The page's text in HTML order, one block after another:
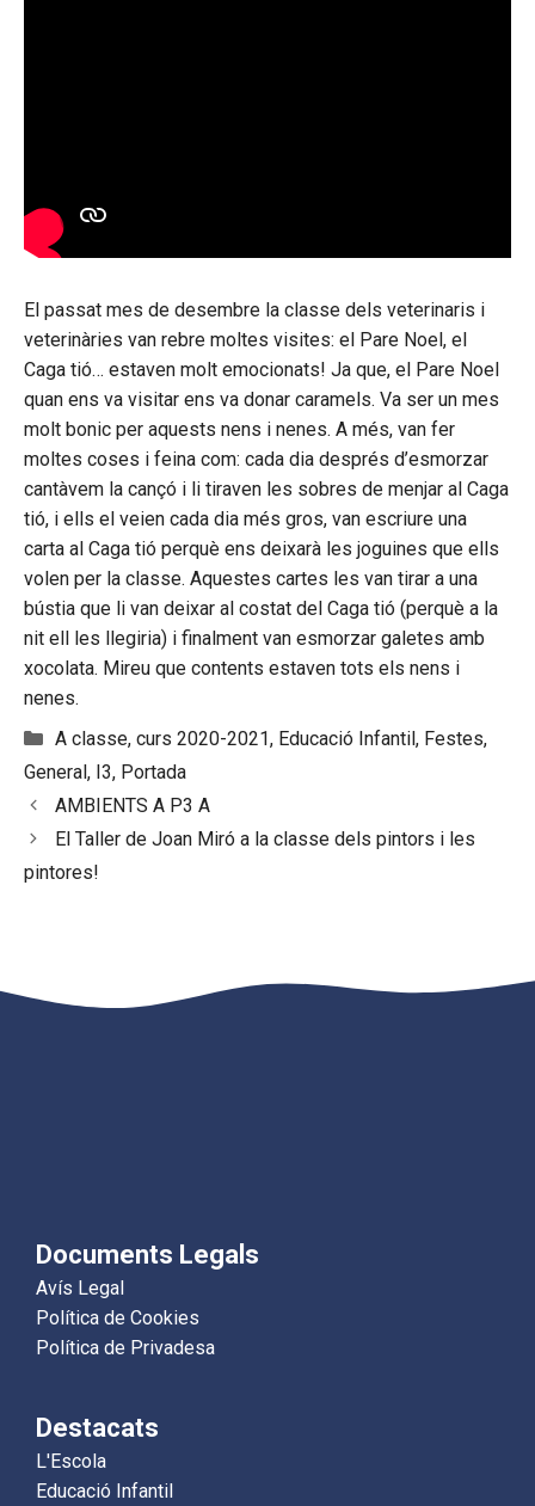
El passat mes de desembre la classe dels veterinaris i
veterinàries van rebre moltes visites: el Pare Noel, el
Caga tió… estaven molt emocionats! Ja que, el Pare Noel
quan ens va visitar ens va donar caramels. Va ser un mes
molt bonic per aquests nens i nenes. A més, van fer
moltes coses i feina com: cada dia després d’esmorzar
cantàvem la cançó i li tiraven les sobres de menjar al Caga
tió, i ells el veien cada dia més gros, van escriure una
carta al Caga tió perquè ens deixarà les joguines que ells
volen per la classe. Aquestes cartes les van tirar a una
bústia que li van deixar al costat del Caga tió (perquè a la
nit ell les llegiria) i finalment van esmorzar galetes amb
xocolata. Mireu que contents estaven tots els nens i
nenes.
Categories
A classe, curs 2020-2021, Educació Infantil, Festes,
General, I3, Portada
AMBIENTS A P3 A
El Taller de Joan Miró a la classe dels pintors i les
pintores!
Documents Legals
Avís Legal
Política de Cookies
Política de Privadesa
Destacats
L'Escola
Educació Infantil